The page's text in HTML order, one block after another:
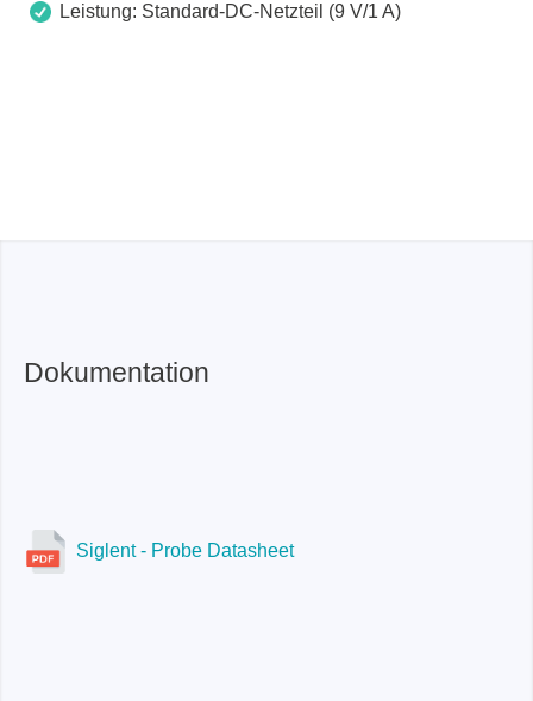
Leistung: Standard-DC-Netzteil (9 V/1 A)
Dokumentation
Siglent - Probe Datasheet